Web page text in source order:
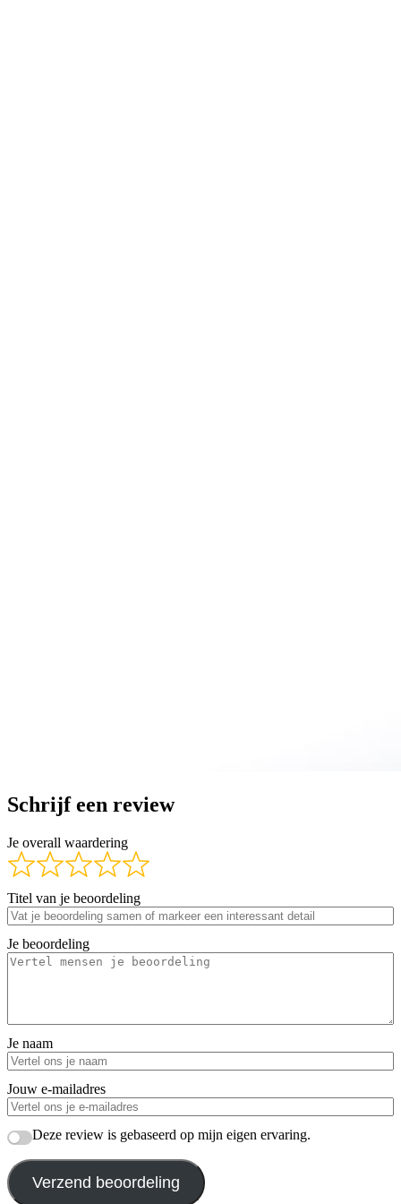
Schrijf een review
Je overall waardering
Titel van je beoordeling
Je beoordeling
Je naam
Jouw e-mailadres
Deze review is gebaseerd op mijn eigen ervaring.
Verzend beoordeling